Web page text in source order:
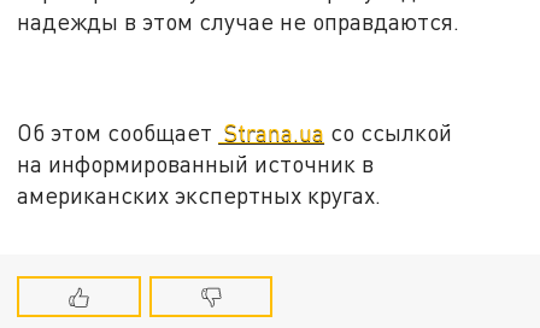
надежды в этом случае не оправдаются.
Об этом сообщает Strana.ua со ссылкой
на информированный источник в
американских экспертных кругах.